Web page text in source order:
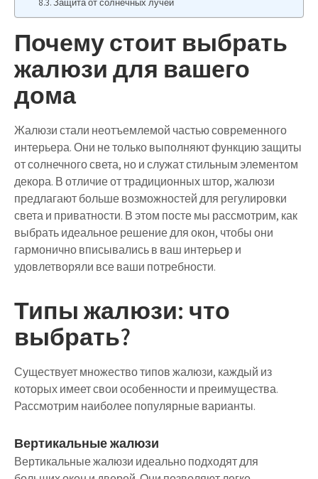
Защита от солнечных лучей
Почему стоит выбрать
жалюзи для вашего
дома
Жалюзи стали неотъемлемой частью современного
интерьера. Они не только выполняют функцию защиты
от солнечного света, но и служат стильным элементом
декора. В отличие от традиционных штор, жалюзи
предлагают больше возможностей для регулировки
света и приватности. В этом посте мы рассмотрим, как
выбрать идеальное решение для окон, чтобы они
гармонично вписывались в ваш интерьер и
удовлетворяли все ваши потребности.
Типы жалюзи: что
выбрать?
Существует множество типов жалюзи, каждый из
которых имеет свои особенности и преимущества.
Рассмотрим наиболее популярные варианты.
Вертикальные жалюзи
Вертикальные жалюзи идеально подходят для